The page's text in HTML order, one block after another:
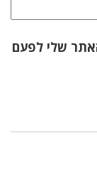
שלי לפעם